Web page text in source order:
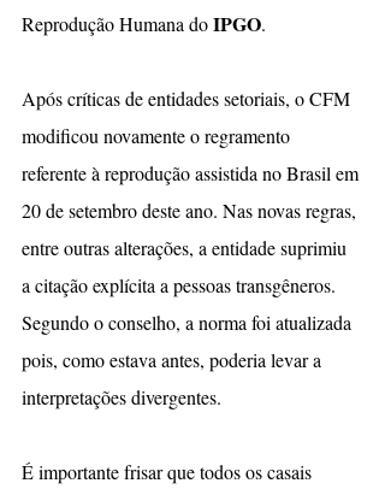
Reprodução Humana do IPGO.
Após críticas de entidades setoriais, o CFM
modificou novamente o regramento
referente à reprodução assistida no Brasil em
20 de setembro deste ano. Nas novas regras,
entre outras alterações, a entidade suprimiu
a citação explícita a pessoas transgêneros.
Segundo o conselho, a norma foi atualizada
pois, como estava antes, poderia levar a
interpretações divergentes.
É importante frisar que todos os casais